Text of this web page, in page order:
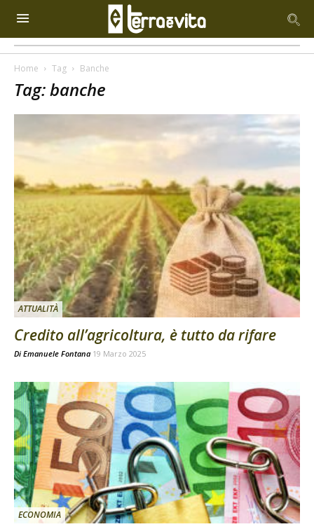
Home Tag Banche
Tag: banche
ATTUALITÀ
Credito all’agricoltura, è tutto da rifare
Di Emanuele Fontana 19 Marzo 2025
ECONOMIA